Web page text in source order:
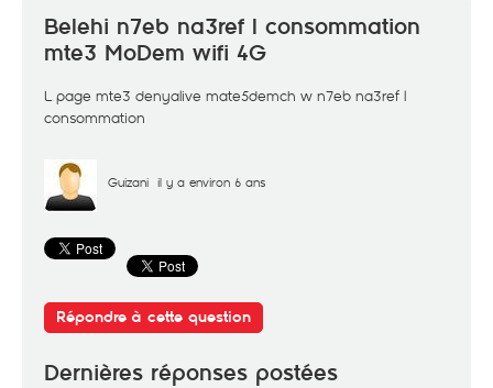
Belehi n7eb na3ref l consommation
mte3 MoDem wifi 4G
L page mte3 denyalive mate5demch w n7eb na3ref l
consommation
Guizani il y a environ 6 ans
Répondre à cette question
Dernières réponses postées